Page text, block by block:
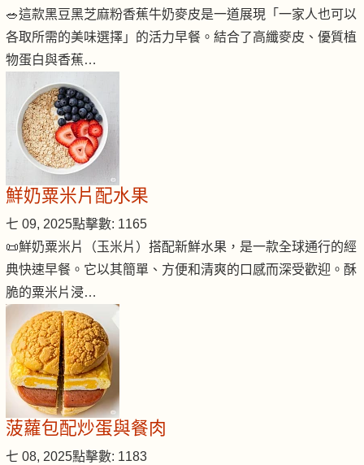
🥗這款黑豆黑芝麻粉香蕉牛奶麥皮是一道展現「一家人也可以
各取所需的美味選擇」的活力早餐。結合了高纖麥皮、優質植
物蛋白與香蕉…
鮮奶粟米片配水果
七 09, 2025點擊數: 1165
📜鮮奶粟米片（玉米片）搭配新鮮水果，是一款全球通行的經
典快速早餐。它以其簡單、方便和清爽的口感而深受歡迎。酥
脆的粟米片浸…
菠蘿包配炒蛋與餐肉
七 08, 2025點擊數: 1183